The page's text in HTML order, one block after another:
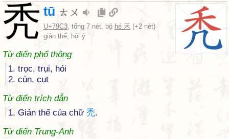
秃 tū ㄊㄨ
U+79C3, tổng 7 nét, bộ hé 禾 (+2 nét)
giản thể, hội ý
Từ điển phổ thông
1. trọc, trụi, hói
2. cùn, cụt
Từ điển trích dẫn
1. Giản thể của chữ 禿.
Từ điển Trung-Anh